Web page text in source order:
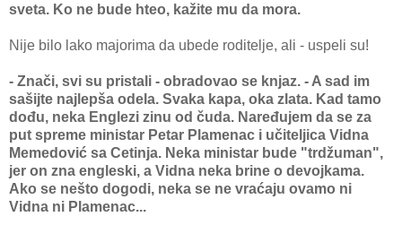
sveta. Ko ne bude hteo, kažite mu da mora.
Nije bilo lako majorima da ubede roditelje, ali - uspeli su!
- Znači, svi su pristali - obradovao se knjaz. - A sad im
sašijte najlepša odela. Svaka kapa, oka zlata. Kad tamo
dođu, neka Englezi zinu od čuda. Naređujem da se za
put spreme ministar Petar Plamenac i učiteljica Vidna
Memedović sa Cetinja. Neka ministar bude "trdžuman",
jer on zna engleski, a Vidna neka brine o devojkama.
Ako se nešto dogodi, neka se ne vraćaju ovamo ni
Vidna ni Plamenac...